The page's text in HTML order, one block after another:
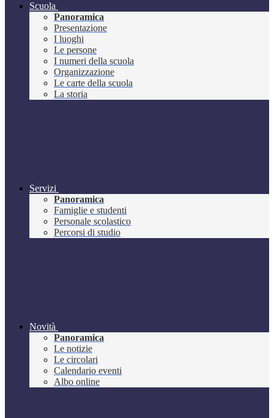
Scuola
Panoramica
Presentazione
I luoghi
Le persone
I numeri della scuola
Organizzazione
Le carte della scuola
La storia
Servizi
Panoramica
Famiglie e studenti
Personale scolastico
Percorsi di studio
Novità
Panoramica
Le notizie
Le circolari
Calendario eventi
Albo online